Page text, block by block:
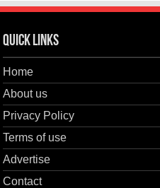
Quick Links
Home
About us
Privacy Policy
Terms of use
Advertise
Contact